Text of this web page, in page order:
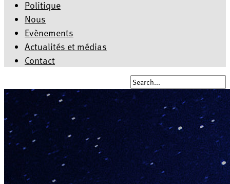
Politique
Nous
Evènements
Actualités et médias
Contact